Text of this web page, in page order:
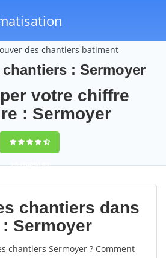
des chantiers batiment
: Sermoyer
votre chiffre
: Sermoyer
9,5(100%)64
votes
chantiers dans
Sermoyer
chantiers Sermoyer ? Comment